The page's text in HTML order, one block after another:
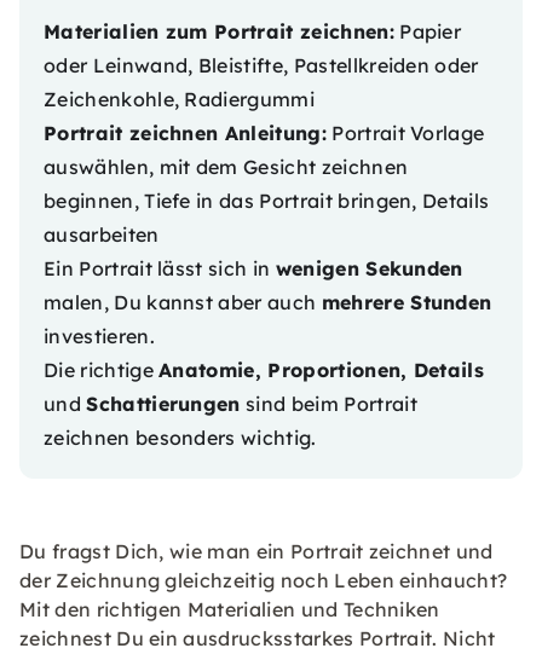
Materialien zum Portrait zeichnen:Papier
oder Leinwand, Bleistifte, Pastellkreiden oder
Zeichenkohle, Radiergummi
Portrait zeichnen Anleitung:Portrait Vorlage
auswählen, mit dem Gesicht zeichnen
beginnen, Tiefe in das Portrait bringen, Details
ausarbeiten
Ein Portrait lässt sich in wenigen Sekunden
malen, Du kannst aber auch mehrere Stunden
investieren.
Die richtigeAnatomie, Proportionen, Details
undSchattierungen sind beim Portrait
zeichnen besonders wichtig.
Du fragst Dich, wie man ein Portrait zeichnet und
der Zeichnung gleichzeitig noch Leben einhaucht?
Mit den richtigen Materialien und Techniken
zeichnest Du ein ausdrucksstarkes Portrait. Nicht